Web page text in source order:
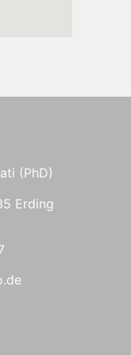
(PhD)
Erding